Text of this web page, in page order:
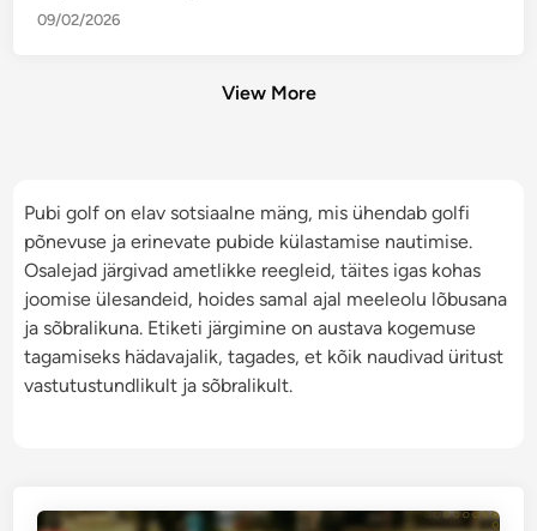
09/02/2026
View More
Pubi golf on elav sotsiaalne mäng, mis ühendab golfi
põnevuse ja erinevate pubide külastamise nautimise.
Osalejad järgivad ametlikke reegleid, täites igas kohas
joomise ülesandeid, hoides samal ajal meeleolu lõbusana
ja sõbralikuna. Etiketi järgimine on austava kogemuse
tagamiseks hädavajalik, tagades, et kõik naudivad üritust
vastutustundlikult ja sõbralikult.